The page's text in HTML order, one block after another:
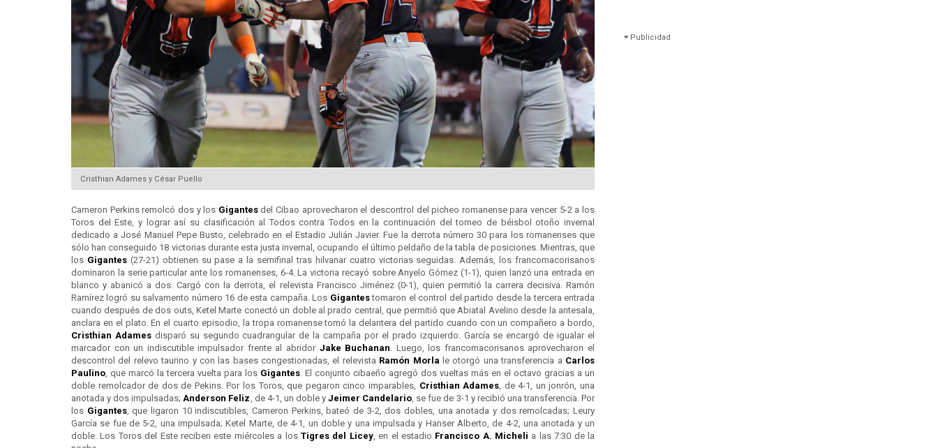
Cristhian Adames y César Puello
Cameron Perkins remolcó dos y los Gigantesdel Cibao aprovecharon el descontrol del picheo romanense para vencer 5-2 a los
Toros del Este, y lograr así su clasificación al Todos contra Todos en la continuación del torneo de béisbol otoño invernal
dedicado a José Manuel Pepe Busto, celebrado en el Estadio Julián Javier. Fue la derrota número 30 para los romanenses que
sólo han conseguido 18 victorias durante esta justa invernal, ocupando el último peldaño de la tabla de posiciones. Mientras, que
los Gigantes(27-21) obtienen su pase a la semifinal tras hilvanar cuatro victorias seguidas. Además, los francomacorisanos
dominaron la serie particular ante los romanenses, 6-4. La victoria recayó sobre Anyelo Gómez (1-1), quien lanzó una entrada en
blanco y abanicó a dos. Cargó con la derrota, el relevista Francisco Jiménez (0-1), quien permitió la carrera decisiva. Ramón
Ramírez logró su salvamento número 16 de esta campaña. Los Gigantestomaron el control del partido desde la tercera entrada
cuando después de dos outs, Ketel Marte conectó un doble al prado central, que permitió que Abiatal Avelino desde la antesala,
anclara en el plato. En el cuarto episodio, la tropa romanense tomó la delantera del partido cuando con un compañero a bordo,
Cristhian Adamesdisparó su segundo cuadrangular de la campaña por el prado izquierdo. García se encargó de igualar el
marcador con un indiscutible impulsador frente al abridor Jake Buchanan . Luego, los francomacorisanos aprovecharon el
descontrol del relevo taurino y con las bases congestionadas, el relevista Ramón Morla le otorgó una transferencia a Carlos
Paulino , que marcó la tercera vuelta para los Gigantes . El conjunto cibaeño agregó dos vueltas más en el octavo gracias a un
doble remolcador de dos de Pekins. Por los Toros, que pegaron cinco imparables, Cristhian Adames , de 4-1, un jonrón, una
anotada y dos impulsadas; Anderson Feliz , de 4-1, un doble yJeimer Candelario , se fue de 3-1 y recibió una transferencia. Por
los Gigantes, que ligaron 10 indiscutibles, Cameron Perkins, bateó de 3-2, dos dobles, una anotada y dos remolcadas; Leury
García se fue de 5-2, una impulsada; Ketel Marte, de 4-1, un doble y una impulsada y Hanser Alberto, de 4-2, una anotada y un
doble. Los Toros del Este reciben este miércoles a los Tigres del Licey, en el estadio Francisco A. Micheli a las 7:30 de la
Publicidad